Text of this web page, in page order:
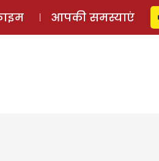
लॉग इन ⚲
आपकी समस्याएं